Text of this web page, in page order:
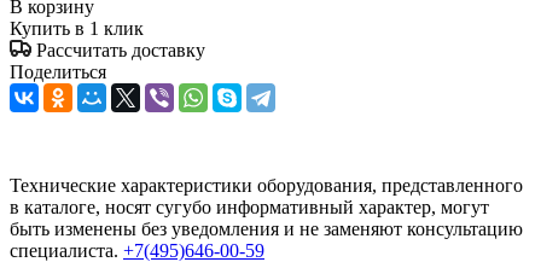
В корзину
Купить в 1 клик
Рассчитать доставку
Поделиться
Технические характеристики оборудования, представленного
в каталоге, носят сугубо информативный характер, могут
быть изменены без уведомления и не заменяют консультацию
специалиста. +7(495)646-00-59